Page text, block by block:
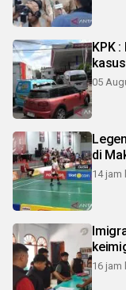
KPK
05
di
14 jam
16 jam